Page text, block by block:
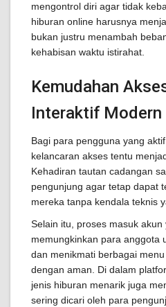
mengontrol diri agar tidak
hiburan online harusnya
bukan justru menambah
kehabisan waktu istirahat.
Kemudahan
Interaktif Modern
Bagi para pengguna yang
kelancaran akses tentu
Kehadiran tautan cadangan
pengunjung agar tetap dapat
mereka tanpa kendala teknis
Selain itu, proses masuk
memungkinkan para anggota
dan menikmati berbagai
dengan aman. Di dalam
jenis hiburan menarik juga
sering dicari oleh para